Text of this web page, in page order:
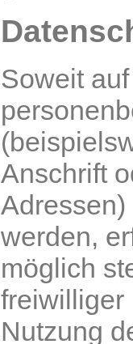
Soweit
Anschrift
werden,
möglich
freiwilliger
Nutzung